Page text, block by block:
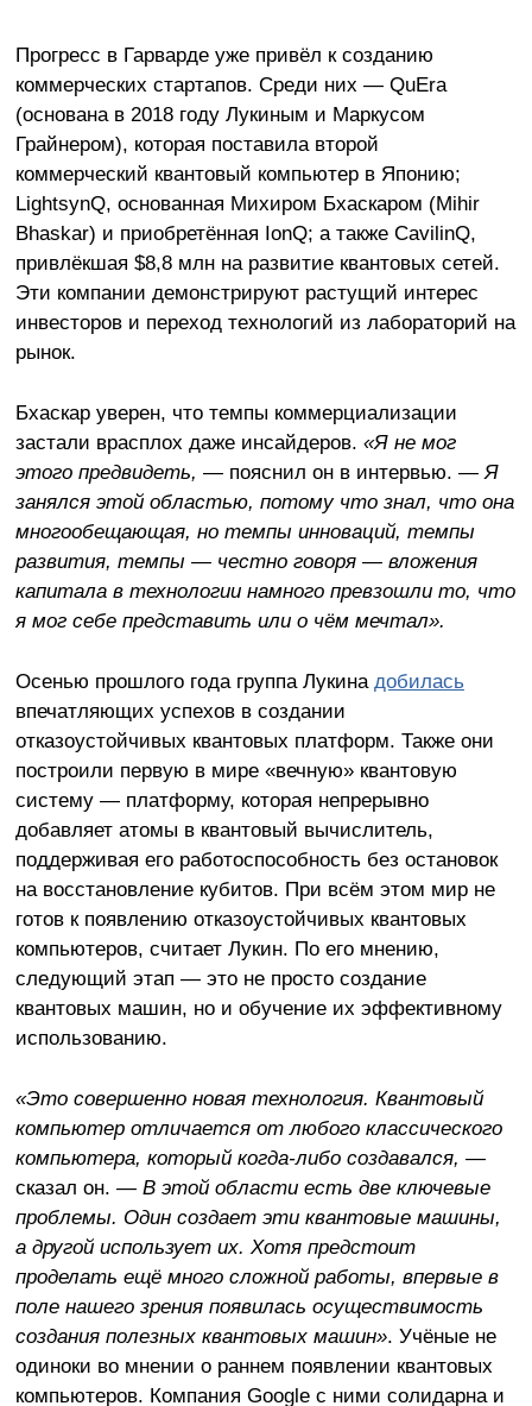
Прогресс в Гарварде уже привёл к созданию
коммерческих стартапов. Среди них — QuEra
(основана в 2018 году Лукиным и Маркусом
Грайнером), которая поставила второй
коммерческий квантовый компьютер в Японию;
LightsynQ, основанная Михиром Бхаскаром (Mihir
Bhaskar) и приобретённая IonQ; а также CavilinQ,
привлёкшая $8,8 млн на развитие квантовых сетей.
Эти компании демонстрируют растущий интерес
инвесторов и переход технологий из лабораторий на
рынок.
Бхаскар уверен, что темпы коммерциализации
застали врасплох даже инсайдеров. «Я не мог
этого предвидеть, — пояснил он в интервью. — Я
занялся этой областью, потому что знал, что она
многообещающая, но темпы инноваций, темпы
развития, темпы — честно говоря — вложения
капитала в технологии намного превзошли то, что
я мог себе представить или о чём мечтал».
Осенью прошлого года группа Лукина добилась
впечатляющих успехов в создании
отказоустойчивых квантовых платформ. Также они
построили первую в мире «вечную» квантовую
систему — платформу, которая непрерывно
добавляет атомы в квантовый вычислитель,
поддерживая его работоспособность без остановок
на восстановление кубитов. При всём этом мир не
готов к появлению отказоустойчивых квантовых
компьютеров, считает Лукин. По его мнению,
следующий этап — это не просто создание
квантовых машин, но и обучение их эффективному
использованию.
«Это совершенно новая технология. Квантовый
компьютер отличается от любого классического
компьютера, который когда-либо создавался, —
сказал он. — В этой области есть две ключевые
проблемы. Один создает эти квантовые машины,
а другой использует их. Хотя предстоит
проделать ещё много сложной работы, впервые в
поле нашего зрения появилась осуществимость
создания полезных квантовых машин». Учёные не
одиноки во мнении о раннем появлении квантовых
компьютеров. Компания Google с ними солидарна и